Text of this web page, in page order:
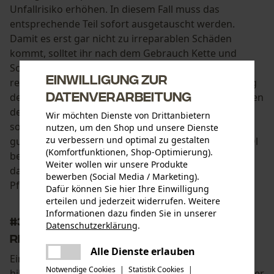
Unfallrisiko erhöhen. In diesem Fall muss das
entsprechende Teil sofort ausgetauscht werden.
Damit es erst gar nicht zu irreparablen Schäden
kommt, solltet ihr nach dem Gebrauch Kette und
Schiene entfernen sowie alle Einzelteile gründlich
reinigen. Nach diesem Schritt folgt die Untersuchung
der Bestandteile auf Beschädigung und das Schmieren
der Kette mit Öl. Dabei ist Öl aber nicht gleich Öl,
sowie Schleifer nicht gleich Schleifer. Ausschließlich
gute Qualität kommt infrage, denn mit schlechtem Öl
beschleunigt ihr den Verschleiß und erreicht genau
das Gegenteil. Ein paar Zusatztipps zur Wartung und
Pflege eurer Kettensäge findet ihr außerdem
#3 Vorbereitung Forstwerkzeug:
Richtige Lagerung
Ein spezieller Schneidschutz, zum Beispiel aus Leder,
Einwilligung zur
Datenverarbeitung
Wir möchten Dienste von Drittanbietern
nutzen, um den Shop und unsere Dienste
zu verbessern und optimal zu gestalten
(Komfortfunktionen, Shop-Optimierung).
Weiter wollen wir unsere Produkte
bewerben (Social Media / Marketing).
Dafür können Sie hier Ihre Einwilligung
erteilen und jederzeit widerrufen. Weitere
Informationen dazu finden Sie in unserer
Datenschutzerklärung.
Alle Dienste erlauben
Notwendige Cookies | Statistik Cookies |
Es ist ein Fehler aufgetreten. Bitte
versuchen Sie es erneut.